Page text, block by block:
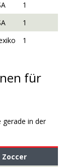
1
1
1
für
in der
Zoccer